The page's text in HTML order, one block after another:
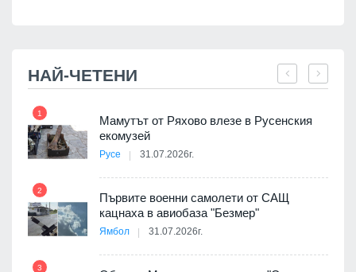
НАЙ-ЧЕТЕНИ
1
Мамутът от Ряхово влезе в Русенския
екомузей
Русе 31.07.2026г.
2
Първите военни самолети от САЩ
кацнаха в авиобаза "Безмер"
Ямбол 31.07.2026г.
3